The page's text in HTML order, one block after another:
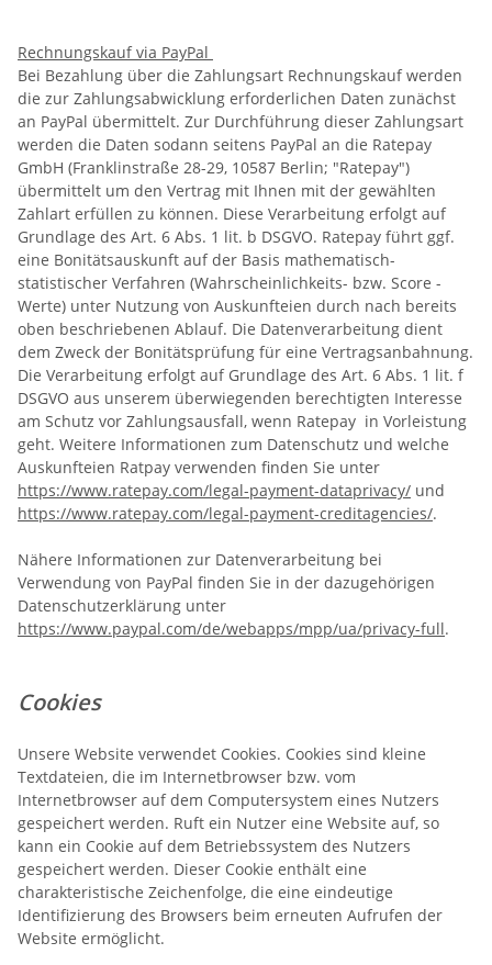
Rechnungskauf via PayPal
Bei Bezahlung über die Zahlungsart Rechnungskauf werden
die zur Zahlungsabwicklung erforderlichen Daten zunächst
an PayPal übermittelt. Zur Durchführung dieser Zahlungsart
werden die Daten sodann seitens PayPal an die Ratepay
GmbH (Franklinstraße 28-29, 10587 Berlin; "Ratepay")
übermittelt um den Vertrag mit Ihnen mit der gewählten
Zahlart erfüllen zu können. Diese Verarbeitung erfolgt auf
Grundlage des Art. 6 Abs. 1 lit. b DSGVO. Ratepay führt ggf.
eine Bonitätsauskunft auf der Basis mathematisch-
statistischer Verfahren (Wahrscheinlichkeits- bzw. Score -
Werte) unter Nutzung von Auskunfteien durch nach bereits
oben beschriebenen Ablauf. Die Datenverarbeitung dient
dem Zweck der Bonitätsprüfung für eine Vertragsanbahnung.
Die Verarbeitung erfolgt auf Grundlage des Art. 6 Abs. 1 lit. f
DSGVO aus unserem überwiegenden berechtigten Interesse
am Schutz vor Zahlungsausfall, wenn Ratepay in Vorleistung
geht. Weitere Informationen zum Datenschutz und welche
Auskunfteien Ratpay verwenden finden Sie unter
https://www.ratepay.com/legal-payment-dataprivacy/ und
https://www.ratepay.com/legal-payment-creditagencies/.
Nähere Informationen zur Datenverarbeitung bei
Verwendung von PayPal finden Sie in der dazugehörigen
Datenschutzerklärung unter
https://www.paypal.com/de/webapps/mpp/ua/privacy-full.
Cookies
Unsere Website verwendet Cookies. Cookies sind kleine
Textdateien, die im Internetbrowser bzw. vom
Internetbrowser auf dem Computersystem eines Nutzers
gespeichert werden. Ruft ein Nutzer eine Website auf, so
kann ein Cookie auf dem Betriebssystem des Nutzers
gespeichert werden. Dieser Cookie enthält eine
charakteristische Zeichenfolge, die eine eindeutige
Identifizierung des Browsers beim erneuten Aufrufen der
Website ermöglicht.